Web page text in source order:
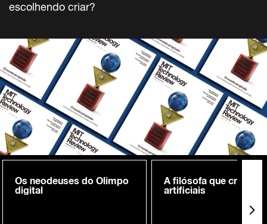
escolhendo criar?
Os neodeuses do Olimpo
digital
A filósofa que cria
artificiais